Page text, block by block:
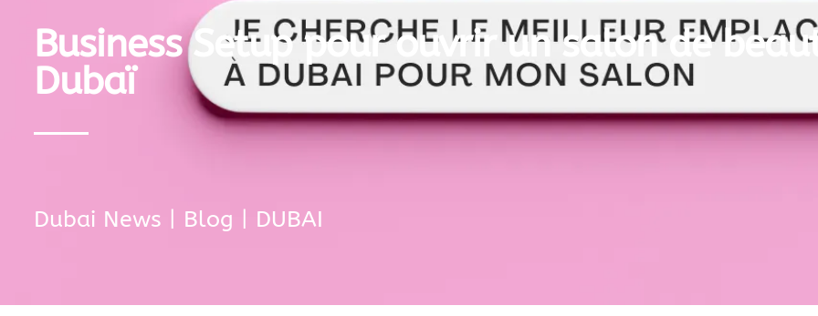
Business Setup pour ouvrir un salon de
Dubaï
Dubai News Blog DUBAI